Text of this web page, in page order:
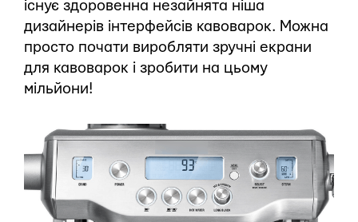
існує здоровенна незайнята ніша
дизайнерів інтерфейсів кавоварок. Можна
просто почати виробляти зручні екрани
для кавоварок і зробити на цьому
мільйони!